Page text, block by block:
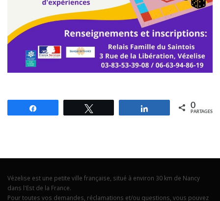
Partagez 0
PARTAGES
Vézelise est une petite ville française, situé à environ 30 km de Nancy
dans l'Est de la France.
Pour toutes vos demandes, réclamations et/ou questions, vous pouvez